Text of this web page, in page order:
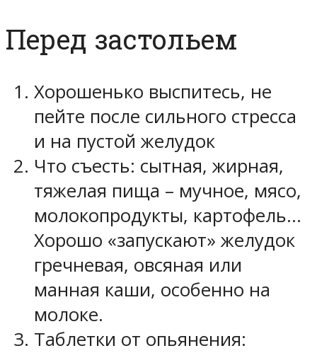
Перед застольем
Хорошенько выспитесь, не
пейте после сильного стресса
и на пустой желудок
Что съесть: сытная, жирная,
тяжелая пища – мучное, мясо,
молокопродукты, картофель…
Хорошо «запускают» желудок
гречневая, овсяная или
манная каши, особенно на
молоке.
Таблетки от опьянения: